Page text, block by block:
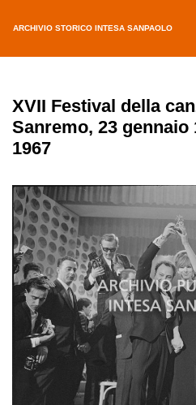
ARCHIVIO STORICO INTESA SANPAOLO
XVII Festival della
Sanremo, 23 gennaio
1967